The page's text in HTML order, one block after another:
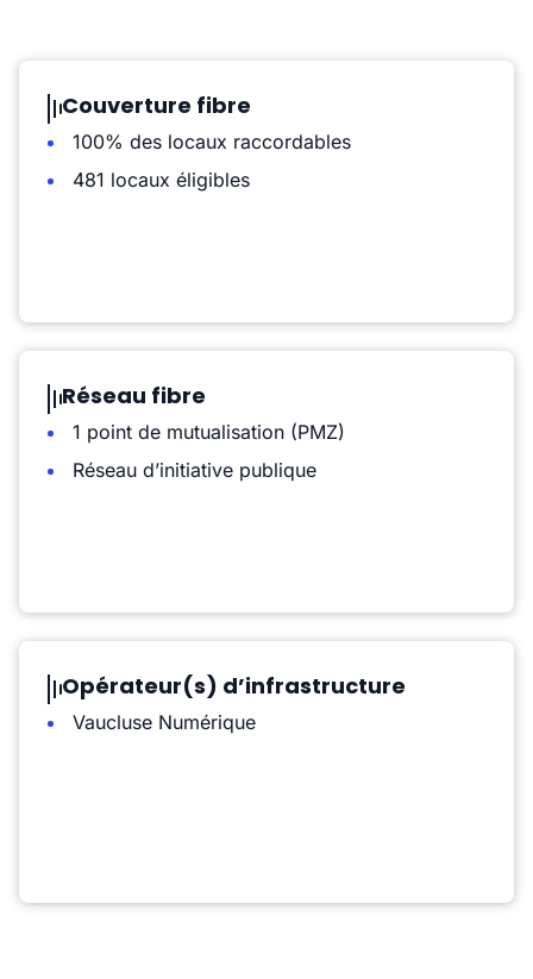
Couverture fibre
100% des locaux raccordables
481 locaux éligibles
Réseau fibre
1 point de mutualisation (PMZ)
Réseau d’initiative publique
Opérateur(s) d’infrastructure
Vaucluse Numérique